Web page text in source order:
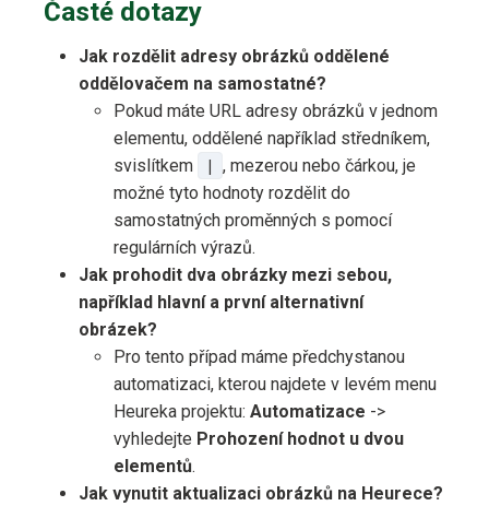
Časté dotazy
Jak rozdělit adresy obrázků oddělené
oddělovačem na samostatné?
Pokud máte URL adresy obrázků v jednom
elementu, oddělené například středníkem,
svislítkem
| , mezerou nebo čárkou, je
možné tyto hodnoty rozdělit do
samostatných proměnných s pomocí
regulárních výrazů.
Jak prohodit dva obrázky mezi sebou,
například hlavní a první alternativní
obrázek?
Pro tento případ máme předchystanou
automatizaci, kterou najdete v levém menu
Heureka projektu: Automatizace ->
vyhledejte Prohození hodnot u dvou
elementů.
Jak vynutit aktualizaci obrázků na Heurece?